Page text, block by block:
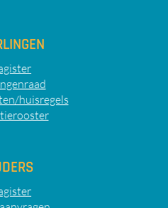
huisregels